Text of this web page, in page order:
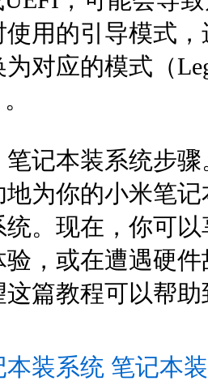
使用的引导模式，
为对应的模式（
笔记本装系统步
地为你的小米笔
统。现在，你可
验，或在遭遇硬
这篇教程可以帮
本装系统 笔记本